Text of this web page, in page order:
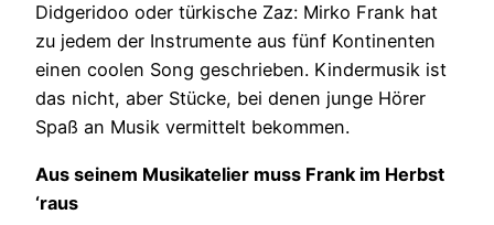
Didgeridoo oder türkische Zaz: Mirko Frank hat
zu jedem der Instrumente aus fünf Kontinenten
einen coolen Song geschrieben. Kindermusik ist
das nicht, aber Stücke, bei denen junge Hörer
Spaß an Musik vermittelt bekommen.
Aus seinem Musikatelier muss Frank im Herbst
‘raus